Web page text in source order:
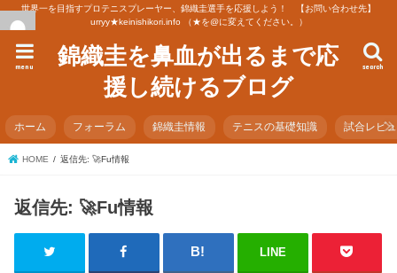
世界一を目指すプロテニスプレーヤー、錦織圭選手を応援しよう！ 【お問い合わせ先】
urryy★keinishikori.info （★を@に変えてください。）
錦織圭を鼻血が出るまで応
援し続けるブログ
search
menu
ホーム フォーラム 錦織圭情報 テニスの基礎知識 試合レビ
HOME 返信先: 🚀Fu情報
返信先: 🚀Fu情報
LINE